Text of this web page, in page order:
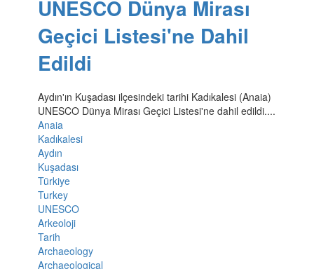
UNESCO Dünya Mirası
Geçici Listesi'ne Dahil
Edildi
Aydın'ın Kuşadası ilçesindeki tarihi Kadıkalesi (Anaia)
UNESCO Dünya Mirası Geçici Listesi'ne dahil edildi....
Anaia
Kadıkalesi
Aydın
Kuşadası
Türkiye
Turkey
UNESCO
Arkeoloji
Tarih
Archaeology
Archaeological